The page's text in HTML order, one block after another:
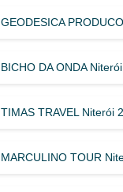
GEODESICA
BICHO DA ONDA
TIMAS TRAVEL Niterói
MARCULINO TOUR